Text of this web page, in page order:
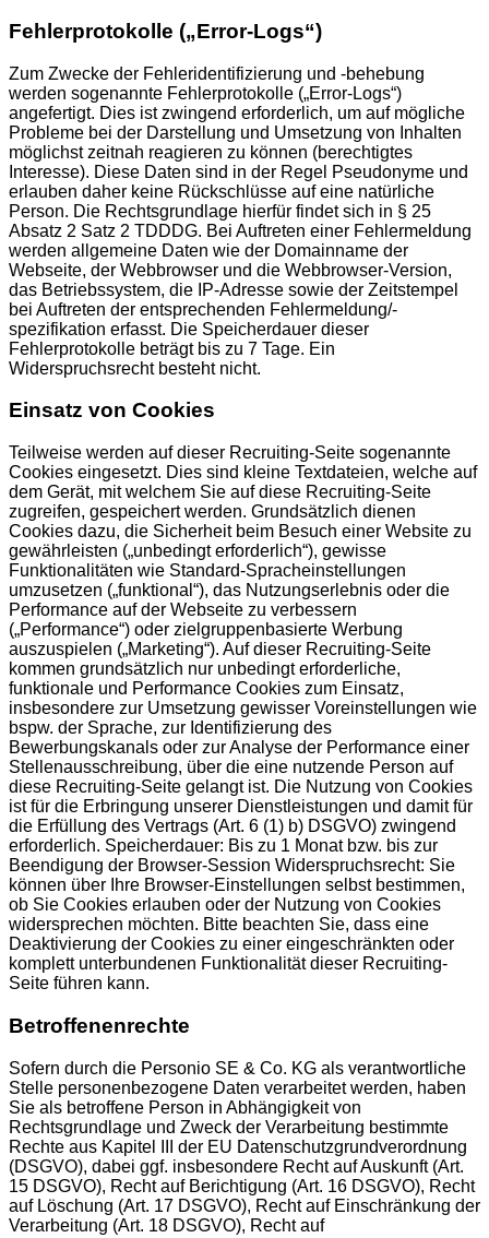
Fehlerprotokolle („Error-Logs“)
Zum Zwecke der Fehleridentifizierung und -behebung
werden sogenannte Fehlerprotokolle („Error-Logs“)
angefertigt. Dies ist zwingend erforderlich, um auf mögliche
Probleme bei der Darstellung und Umsetzung von Inhalten
möglichst zeitnah reagieren zu können (berechtigtes
Interesse). Diese Daten sind in der Regel Pseudonyme und
erlauben daher keine Rückschlüsse auf eine natürliche
Person. Die Rechtsgrundlage hierfür findet sich in § 25
Absatz 2 Satz 2 TDDDG. Bei Auftreten einer Fehlermeldung
werden allgemeine Daten wie der Domainname der
Webseite, der Webbrowser und die Webbrowser-Version,
das Betriebssystem, die IP-Adresse sowie der Zeitstempel
bei Auftreten der entsprechenden Fehlermeldung/-
spezifikation erfasst. Die Speicherdauer dieser
Fehlerprotokolle beträgt bis zu 7 Tage. Ein
Widerspruchsrecht besteht nicht.
Einsatz von Cookies
Teilweise werden auf dieser Recruiting-Seite sogenannte
Cookies eingesetzt. Dies sind kleine Textdateien, welche auf
dem Gerät, mit welchem Sie auf diese Recruiting-Seite
zugreifen, gespeichert werden. Grundsätzlich dienen
Cookies dazu, die Sicherheit beim Besuch einer Website zu
gewährleisten („unbedingt erforderlich“), gewisse
Funktionalitäten wie Standard-Spracheinstellungen
umzusetzen („funktional“), das Nutzungserlebnis oder die
Performance auf der Webseite zu verbessern
(„Performance“) oder zielgruppenbasierte Werbung
auszuspielen („Marketing“). Auf dieser Recruiting-Seite
kommen grundsätzlich nur unbedingt erforderliche,
funktionale und Performance Cookies zum Einsatz,
insbesondere zur Umsetzung gewisser Voreinstellungen wie
bspw. der Sprache, zur Identifizierung des
Bewerbungskanals oder zur Analyse der Performance einer
Stellenausschreibung, über die eine nutzende Person auf
diese Recruiting-Seite gelangt ist. Die Nutzung von Cookies
ist für die Erbringung unserer Dienstleistungen und damit für
die Erfüllung des Vertrags (Art. 6 (1) b) DSGVO) zwingend
erforderlich. Speicherdauer: Bis zu 1 Monat bzw. bis zur
Beendigung der Browser-Session Widerspruchsrecht: Sie
können über Ihre Browser-Einstellungen selbst bestimmen,
ob Sie Cookies erlauben oder der Nutzung von Cookies
widersprechen möchten. Bitte beachten Sie, dass eine
Deaktivierung der Cookies zu einer eingeschränkten oder
komplett unterbundenen Funktionalität dieser Recruiting-
Seite führen kann.
Betroffenenrechte
Sofern durch die Personio SE & Co. KG als verantwortliche
Stelle personenbezogene Daten verarbeitet werden, haben
Sie als betroffene Person in Abhängigkeit von
Rechtsgrundlage und Zweck der Verarbeitung bestimmte
Rechte aus Kapitel III der EU Datenschutzgrundverordnung
(DSGVO), dabei ggf. insbesondere Recht auf Auskunft (Art.
15 DSGVO), Recht auf Berichtigung (Art. 16 DSGVO), Recht
auf Löschung (Art. 17 DSGVO), Recht auf Einschränkung der
Verarbeitung (Art. 18 DSGVO), Recht auf